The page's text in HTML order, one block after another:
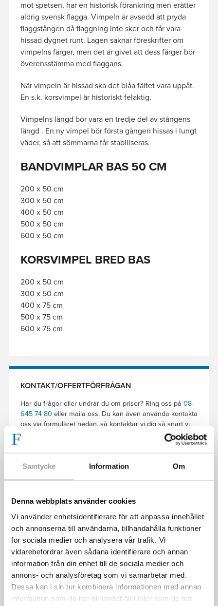
Samtycke Information Om
Denna webbplats använder cookies
Vi använder enhetsidentifierare för att anpassa innehållet
och annonserna till användarna, tillhandahålla funktioner
för sociala medier och analysera vår trafik. Vi
vidarebefordrar även sådana identifierare och annan
information från din enhet till de sociala medier och
annons- och analysföretag som vi samarbetar med.
Dessa kan i sin tur kombinera informationen med annan
information som du har tillhandahållit eller som de har
mot spetsen, har en historisk förankring men erätter
aldrig svensk flagga. Vimpeln är avsedd att pryda
flaggstången då flaggning inte sker och får vara
hissad dygnet runt. Lagen saknar föreskrifter om
vimpelns färger, men det är givet att dess färger bör
överensstämma med flaggans.
När vimpeln är hissad ska det blåa fältet vara uppåt.
En s.k. korsvimpel är historiskt felaktig.
Vimpelns längd bör vara en tredje del av stångens
längd . En ny vimpel bör första gången hissas i lungt
väder, så att sömmarna får stabiliseras.
BANDVIMPLAR BAS 50 CM
200 x 50 cm
300 x 50 cm
400 x 50 cm
500 x 50 cm
600 x 50 cm
KORSVIMPEL BRED BAS
200 x 50 cm
300 x 50 cm
400 x 75 cm
500 x 75 cm
600 x 75 cm
KONTAKT/OFFERTFÖRFRÅGAN
Har du frågor eller undrar du om priser? Ring oss på 08-
645 74 80 eller maila oss. Du kan även använda kontakta
oss via formuläret nedan, så kontaktar vi dig så snart vi
kan.
Lämna detta fält tomt.
Jag godkänner att mina uppgifter hanteras i enlighet